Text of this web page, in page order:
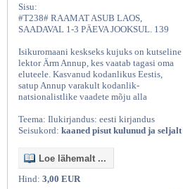
Sisu:
#T238# RAAMAT ASUB LAOS,
SAADAVAL 1-3 PÄEVA JOOKSUL. 139
Isikuromaani keskseks kujuks on kutseline
lektor Ärm Annup, kes vaatab tagasi oma
eluteele. Kasvanud kodanlikus Eestis,
satup Annup varakult kodanlik-
natsionalistlike vaadete mõju alla
Teema: Ilukirjandus: eesti kirjandus
Seisukord: kaaned pisut kulunud ja
Loe lähemalt ...
Hind: 3,00 EUR